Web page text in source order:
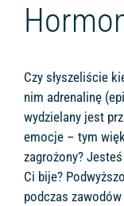
Czy słyszeliście
nim adrenalinę
wydzielany jest
emocje – tym
zagrożony?
Ci bije?
podczas